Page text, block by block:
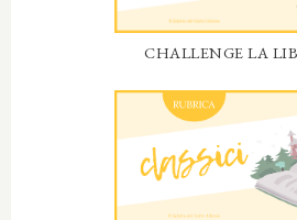
CHALLENGE LA